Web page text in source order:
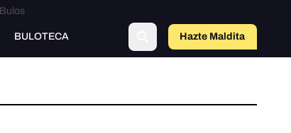
Bulos
BULOTECA Hazte Maldita